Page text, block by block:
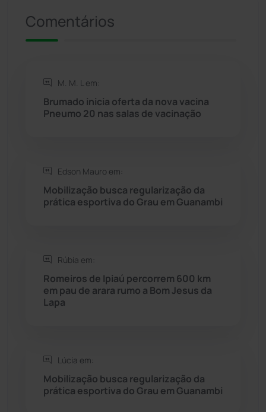
Rio de Contas
Rio do Antônio
Rio do Pires
Seabra
Sebastião Laranjeiras (96)
Sudoeste Baiano
Tanhaçu
Comentários
M. M. L em:
Brumado inicia oferta da nova vacina
Pneumo 20 nas salas de vacinação
Edson Mauro em:
Mobilização busca regularização da
prática esportiva do Grau em Guanambi
Rúbia em:
Romeiros de Ipiaú percorrem 600 km
em pau de arara rumo a Bom Jesus da
Lapa
Lúcia em:
Mobilização busca regularização da
prática esportiva do Grau em Guanambi